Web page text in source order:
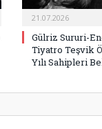
21.07.2026
Gülriz Sururi-
Tiyatro Teşvik
Yılı Sahipleri